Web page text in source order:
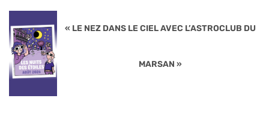
« LE NEZ DANS LE CIEL AVEC L’ASTROCLUB DU
MARSAN »